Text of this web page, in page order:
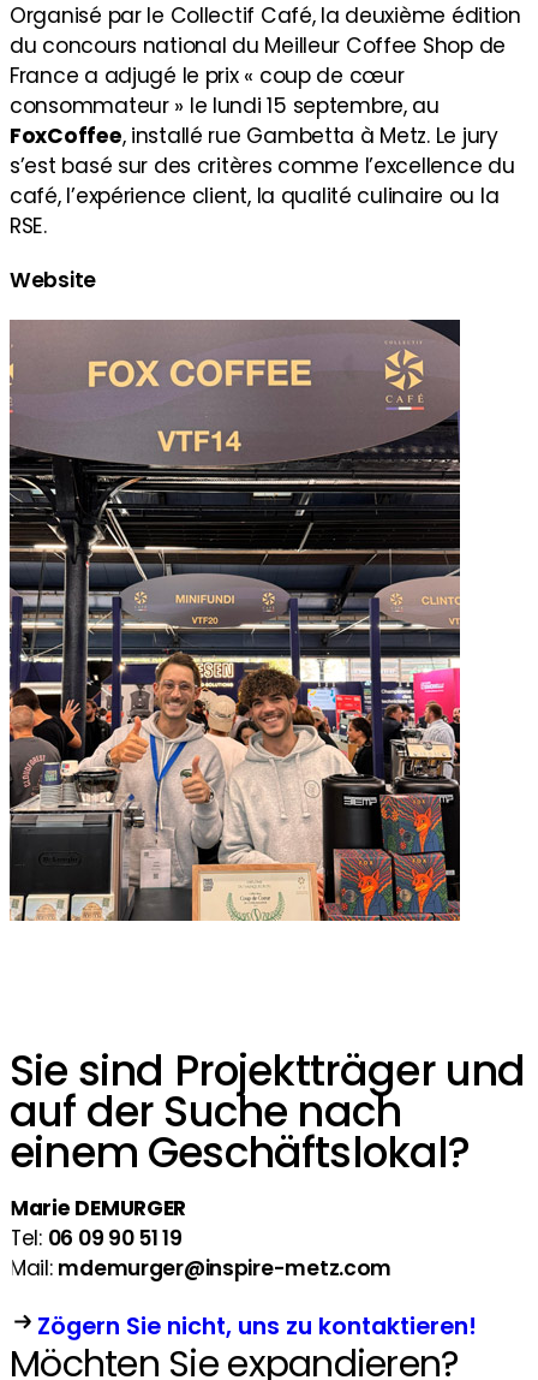
Organisé par le Collectif Café, la deuxième édition
du concours national du Meilleur Coffee Shop de
France a adjugé le prix « coup de cœur
consommateur » le lundi 15 septembre, au
FoxCoffee, installé rue Gambetta à Metz. Le jury
s’est basé sur des critères comme l’excellence du
café, l’expérience client, la qualité culinaire ou la
RSE.
Website
Sie sind Projektträger und
auf der Suche nach
einem Geschäftslokal?
Marie DEMURGER
Tel: 06 09 90 51 19
Mail: mdemurger@inspire-metz.com
Zögern Sie nicht, uns zu kontaktieren!
Möchten Sie expandieren?